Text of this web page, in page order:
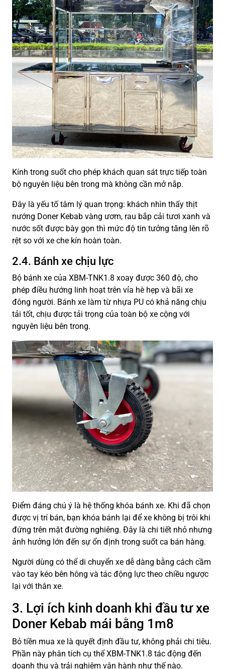
Kính trong suốt cho phép khách quan sát trực tiếp toàn
bộ nguyên liệu bên trong mà không cần mở nắp.
Đây là yếu tố tâm lý quan trọng: khách nhìn thấy thịt
nướng Doner Kebab vàng ươm, rau bắp cải tươi xanh và
nước sốt được bày gọn thì mức độ tin tưởng tăng lên rõ
rệt so với xe che kín hoàn toàn.
2.4. Bánh xe chịu lực
Bộ bánh xe của XBM-TNK1.8 xoay được 360 độ, cho
phép điều hướng linh hoạt trên vỉa hè hẹp và bãi xe
đông người. Bánh xe làm từ nhựa PU có khả năng chịu
tải tốt, chịu được tải trọng của toàn bộ xe cộng với
nguyên liệu bên trong.
Điểm đáng chú ý là hệ thống khóa bánh xe. Khi đã chọn
được vị trí bán, bạn khóa bánh lại để xe không bị trôi khi
đứng trên mặt đường nghiêng. Đây là chi tiết nhỏ nhưng
ảnh hưởng lớn đến sự ổn định trong suốt ca bán hàng.
Người dùng có thể di chuyển xe dễ dàng bằng cách cầm
vào tay kéo bên hông và tác động lực theo chiều ngược
lại với thân xe.
3. Lợi ích kinh doanh khi đầu tư xe
Doner Kebab mái bằng 1m8
Bỏ tiền mua xe là quyết định đầu tư, không phải chi tiêu.
Phần này phân tích cụ thể XBM-TNK1.8 tác động đến
doanh thu và trải nghiệm vận hành như thế nào.